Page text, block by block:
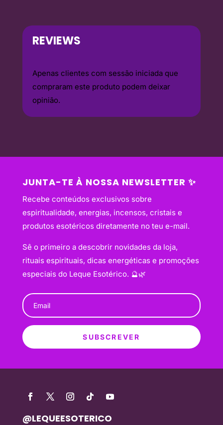
REVIEWS
Apenas clientes com sessão iniciada que
compraram este produto podem deixar
opinião.
JUNTA-TE À NOSSA NEWSLETTER ✨
Recebe conteúdos exclusivos sobre
espiritualidade, energias, incensos, cristais e
produtos esotéricos diretamente no teu e-mail.
Sê o primeiro a descobrir novidades da loja,
rituais espirituais, dicas energéticas e promoções
especiais do Leque Esotérico. 🔮🌿
SUBSCREVER
@LEQUEESOTERICO